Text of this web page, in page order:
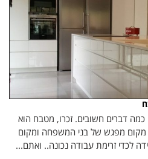
דברים חשובים. זכרו, מטבח הוא
מקום מפגש של בני המשפחה ומקום
לכדי זרימת עבודה נכונה.. ואתם...